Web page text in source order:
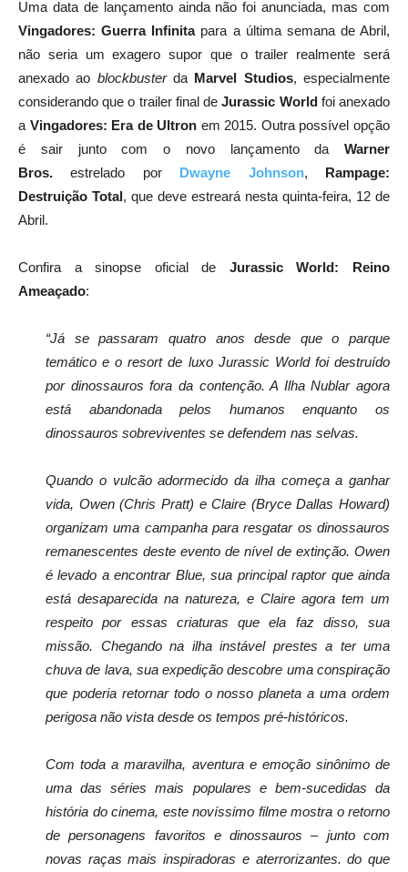
Uma data de lançamento ainda não foi anunciada, mas com
Vingadores: Guerra Infinitapara a última semana de Abril,
não seria um exagero supor que o trailer realmente será
anexado ao blockbusterda Marvel Studios, especialmente
considerando que o trailer final deJurassic Worldfoi anexado
a Vingadores: Era de Ultron em 2015. Outra possível opção
é sair junto com o novo lançamento da Warner
Bros. estrelado por Dwayne Johnson, Rampage:
Destruição Total, que deve estreará nesta quinta-feira, 12 de
Abril.
Confira a sinopse oficial de Jurassic World: Reino
Ameaçado:
“Já se passaram quatro anos desde que o parque
temático e o resort de luxo Jurassic World foi destruído
por dinossauros fora da contenção. A Ilha Nublar agora
está abandonada pelos humanos enquanto os
dinossauros sobreviventes se defendem nas selvas.
Quando o vulcão adormecido da ilha começa a ganhar
vida, Owen (Chris Pratt) e Claire (Bryce Dallas Howard)
organizam uma campanha para resgatar os dinossauros
remanescentes deste evento de nível de extinção. Owen
é levado a encontrar Blue, sua principal raptor que ainda
está desaparecida na natureza, e Claire agora tem um
respeito por essas criaturas que ela faz disso, sua
missão. Chegando na ilha instável prestes a ter uma
chuva de lava, sua expedição descobre uma conspiração
que poderia retornar todo o nosso planeta a uma ordem
perigosa não vista desde os tempos pré-históricos.
Com toda a maravilha, aventura e emoção sinônimo de
uma das séries mais populares e bem-sucedidas da
história do cinema, este novíssimo filme mostra o retorno
de personagens favoritos e dinossauros – junto com
novas raças mais inspiradoras e aterrorizantes. do que